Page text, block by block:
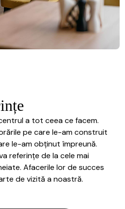
a tot ceea ce facem.
pe care le-am construit
le-am obținut împreună.
referințe de la cele mai
Afacerile lor de succes
de vizită a noastră.